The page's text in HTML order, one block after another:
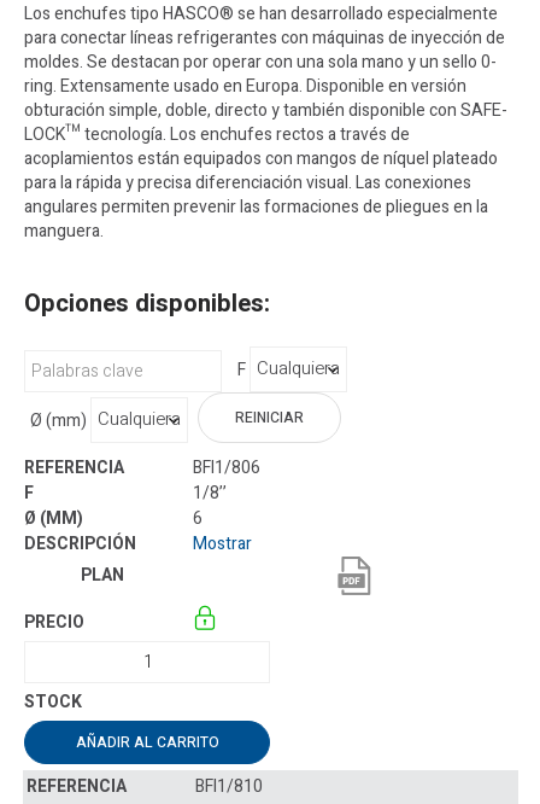
Los enchufes tipo HASCO® se han desarrollado especialmente
para conectar líneas refrigerantes con máquinas de inyección de
moldes. Se destacan por operar con una sola mano y un sello 0-
ring. Extensamente usado en Europa. Disponible en versión
obturación simple, doble, directo y también disponible con SAFE-
LOCK™ tecnología. Los enchufes rectos a través de
acoplamientos están equipados con mangos de níquel plateado
para la rápida y precisa diferenciación visual. Las conexiones
angulares permiten prevenir las formaciones de pliegues en la
manguera.
Opciones disponibles:
F
Ø (mm)
REINICIAR
BFI1/806
1/8’’
6
Mostrar
AÑADIR AL CARRITO
BFI1/810